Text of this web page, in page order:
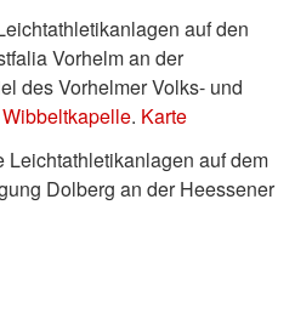
auf den
Vorhelm an der
des Vorhelmer Volks- und
. Karte
Leichtathletikanlagen auf dem
Dolberg an der Heessener